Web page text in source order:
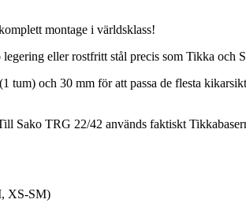
montage i världsklass!
eller rostfritt stål precis som Tikka och
tum) och 30 mm för att passa de flesta
Sako TRG 22/42 används faktiskt
XS-SM)